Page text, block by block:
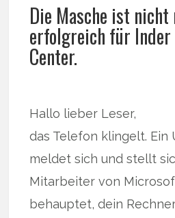
Die Masche ist nicht
erfolgreich für
Center.
Hallo lieber Leser,
das Telefon klingelt. Ein
meldet sich und stellt
Mitarbeiter von
behauptet, dein